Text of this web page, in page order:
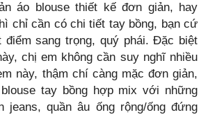
áo blouse thiết kế đơn giản, hay
chỉ cần có chi tiết tay bồng, bạn cứ
điểm sang trọng, quý phái. Đặc biệt
chị em không cần suy nghĩ nhiều
này, thậm chí càng mặc đơn giản,
tay bồng hợp mix với những
jeans, quần âu ống rộng/ống đứng